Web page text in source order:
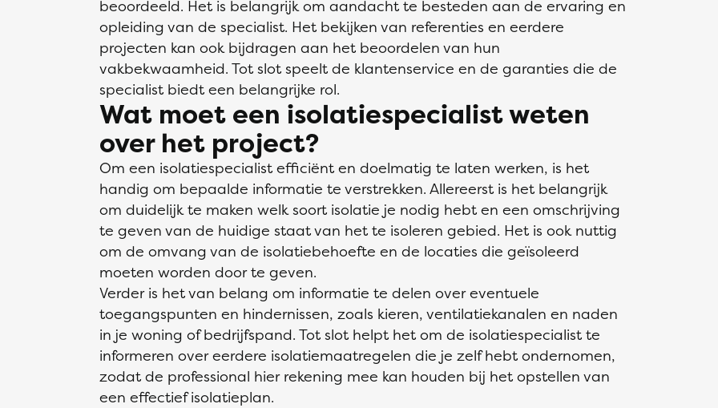
beoordeeld. Het is belangrijk om aandacht te besteden aan de ervaring en
opleiding van de specialist. Het bekijken van referenties en eerdere
projecten kan ook bijdragen aan het beoordelen van hun
vakbekwaamheid. Tot slot speelt de klantenservice en de garanties die de
specialist biedt een belangrijke rol.
Wat moet een isolatiespecialist weten
over het project?
Om een isolatiespecialist efficiënt en doelmatig te laten werken, is het
handig om bepaalde informatie te verstrekken. Allereerst is het belangrijk
om duidelijk te maken welk soort isolatie je nodig hebt en een omschrijving
te geven van de huidige staat van het te isoleren gebied. Het is ook nuttig
om de omvang van de isolatiebehoefte en de locaties die geïsoleerd
moeten worden door te geven.
Verder is het van belang om informatie te delen over eventuele
toegangspunten en hindernissen, zoals kieren, ventilatiekanalen en naden
in je woning of bedrijfspand. Tot slot helpt het om de isolatiespecialist te
informeren over eerdere isolatiemaatregelen die je zelf hebt ondernomen,
zodat de professional hier rekening mee kan houden bij het opstellen van
een effectief isolatieplan.